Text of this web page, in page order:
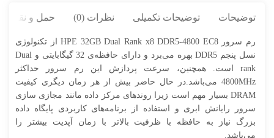
توضیحات توضیحات تکمیلی نظرات (0) حمل و نقل
رم سرور HPE 32GB Dual Rank x8 DDR5-4800 EC8 از تکنولوژی
نسل پنجم DDR5 بهره می‌برد و دارای حافظه‌ی 32 گیگابایتی و Dual
rank است. همچنین، سرعت پردازش این رم سرور حداکثر
4800MHz می‌باشد.در حال حاضر بیش از هر زمان دیگری کیفیت
DRAM بسیار مهم است زیرا روندهای مرکز داده مانند مجازی سازی
سرور رایانش ابری و استفاده از برنامه‌های کاربردی پایگاه داده
بزرگ نیاز به حافظه با ظرفیت بالاتر با زمان آپدیت بیشتر را
می‌‌‌باشد.